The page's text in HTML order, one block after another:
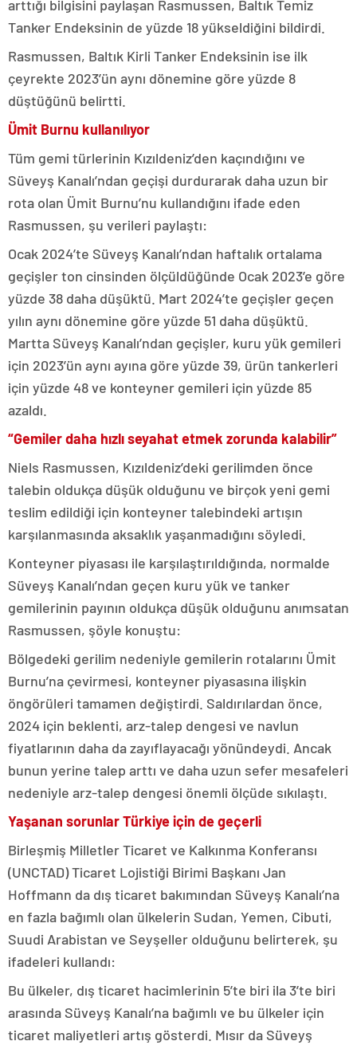
arttığı bilgisini paylaşan Rasmussen, Baltık Temiz
Tanker Endeksinin de yüzde 18 yükseldiğini bildirdi.
Rasmussen, Baltık Kirli Tanker Endeksinin ise ilk
çeyrekte 2023’ün aynı dönemine göre yüzde 8
düştüğünü belirtti.
Ümit Burnu kullanılıyor
Tüm gemi türlerinin Kızıldeniz’den kaçındığını ve
Süveyş Kanalı’ndan geçişi durdurarak daha uzun bir
rota olan Ümit Burnu’nu kullandığını ifade eden
Rasmussen, şu verileri paylaştı:
Ocak 2024’te Süveyş Kanalı’ndan haftalık ortalama
geçişler ton cinsinden ölçüldüğünde Ocak 2023’e göre
yüzde 38 daha düşüktü. Mart 2024’te geçişler geçen
yılın aynı dönemine göre yüzde 51 daha düşüktü.
Martta Süveyş Kanalı’ndan geçişler, kuru yük gemileri
için 2023’ün aynı ayına göre yüzde 39, ürün tankerleri
için yüzde 48 ve konteyner gemileri için yüzde 85
azaldı.
“Gemiler daha hızlı seyahat etmek zorunda kalabilir”
Niels Rasmussen, Kızıldeniz’deki gerilimden önce
talebin oldukça düşük olduğunu ve birçok yeni gemi
teslim edildiği için konteyner talebindeki artışın
karşılanmasında aksaklık yaşanmadığını söyledi.
Konteyner piyasası ile karşılaştırıldığında, normalde
Süveyş Kanalı’ndan geçen kuru yük ve tanker
gemilerinin payının oldukça düşük olduğunu anımsatan
Rasmussen, şöyle konuştu:
Bölgedeki gerilim nedeniyle gemilerin rotalarını Ümit
Burnu’na çevirmesi, konteyner piyasasına ilişkin
öngörüleri tamamen değiştirdi. Saldırılardan önce,
2024 için beklenti, arz-talep dengesi ve navlun
fiyatlarının daha da zayıflayacağı yönündeydi. Ancak
bunun yerine talep arttı ve daha uzun sefer mesafeleri
nedeniyle arz-talep dengesi önemli ölçüde sıkılaştı.
Yaşanan sorunlar Türkiye için de geçerli
Birleşmiş Milletler Ticaret ve Kalkınma Konferansı
(UNCTAD) Ticaret Lojistiği Birimi Başkanı Jan
Hoffmann da dış ticaret bakımından Süveyş Kanalı’na
en fazla bağımlı olan ülkelerin Sudan, Yemen, Cibuti,
Suudi Arabistan ve Seyşeller olduğunu belirterek, şu
ifadeleri kullandı:
Bu ülkeler, dış ticaret hacimlerinin 5’te biri ila 3’te biri
arasında Süveyş Kanalı’na bağımlı ve bu ülkeler için
ticaret maliyetleri artış gösterdi. Mısır da Süveyş